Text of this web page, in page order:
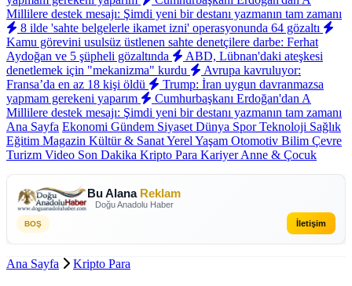
Millilere destek mesajı: Şimdi yeni bir destanı yazmanın tam zamanı
8 ilde 'sahte belgelerle ikamet izni' operasyonunda 64 gözaltı
Kamu görevini usulsüz üstlenen sahte denetçilere darbe: Ferhat
Aydoğan ve 5 şüpheli gözaltında
ABD, Lübnan'daki ateşkesi
denetlemek için "mekanizma" kurdu
Avrupa kavruluyor:
Fransa’da en az 18 kişi öldü
Trump: İran uygun davranmazsa
yapmam gerekeni yaparım
Cumhurbaşkanı Erdoğan'dan A
Millilere destek mesajı: Şimdi yeni bir destanı yazmanın tam zamanı
Ana Sayfa Ekonomi Gündem Siyaset Dünya SporTeknoloji Sağlık
Eğitim Magazin Kültür & SanatYerel Yaşam Otomotiv Bilim Çevre
Turizm Video Son Dakika Kripto Para KariyerAnne & Çocuk
Bu Alana Reklam
Doğu Anadolu Haber
BOŞ İletişim
Ana Sayfa Kripto Para